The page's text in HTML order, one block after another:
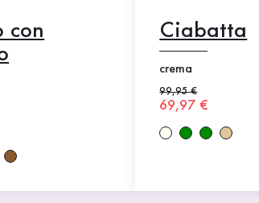
con
Ciabatta
crema
Prezzo precedente
99,95 €
Nuovo prezzo
69,97 €